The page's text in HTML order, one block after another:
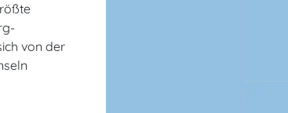
von der